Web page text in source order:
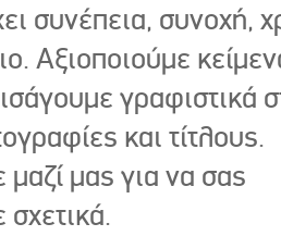
συνέπεια, συνοχή,
Αξιοποιούμε
γραφιστικά
και τίτλους.
μας για να σας